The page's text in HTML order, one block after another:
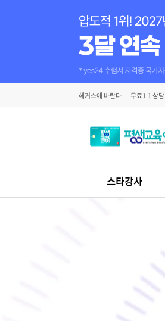
해커스에 바란다 무료1:1 상담
스타강사